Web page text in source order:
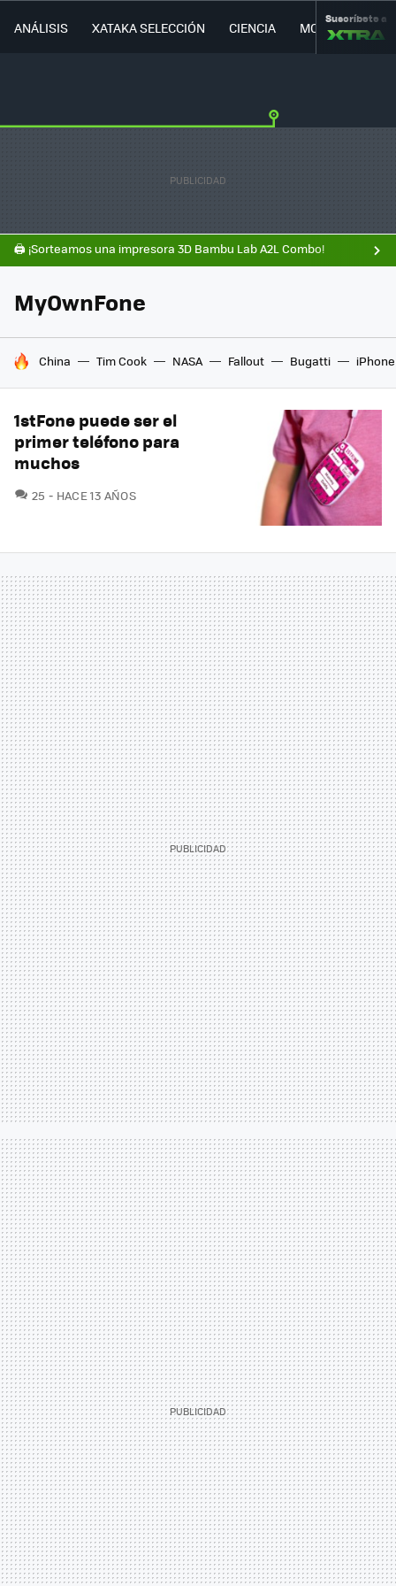
ANÁLISIS XATAKA SELECCIÓN CIENCIA MOVILIDAD
Suscríbete a
🖨️ ¡Sorteamos una impresora 3D Bambu Lab A2L Combo!
MyOwnFone
HOY SE HABLA DE
China Tim Cook NASA Fallout Bugatti iPhone
1stFone puede ser el
primer teléfono para
muchos
25 COMENTARIOS
HACE 13 AÑOS